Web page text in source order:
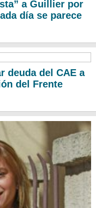
a Guillier por
día se parece
deuda del CAE a
del Frente